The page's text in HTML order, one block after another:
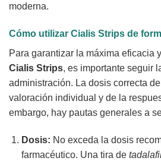
moderna.
Cómo utilizar Cialis Strips de
Para garantizar la máxima eficacia
Cialis Strips, es importante seguir
administración. La dosis correcta
valoración individual y de la
embargo, hay pautas generales a
Dosis: No exceda la dosis
farmacéutico. Una tira de